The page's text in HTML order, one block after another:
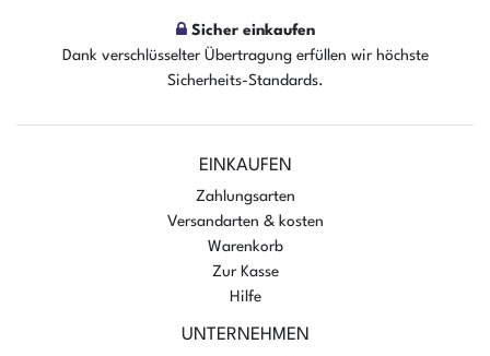
Sicher einkaufen
Dank verschlüsselter Übertragung erfüllen wir höchste
Sicherheits-Standards.
EINKAUFEN
Zahlungsarten
Versandarten & kosten
Warenkorb
Zur Kasse
Hilfe
UNTERNEHMEN